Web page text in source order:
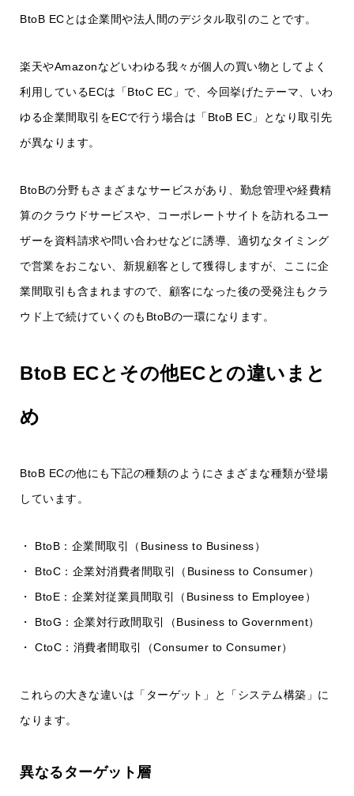
BtoB ECとは企業間や法人間のデジタル取引のことです。
楽天やAmazonなどいわゆる我々が個人の買い物としてよく
利用しているECは「BtoC EC」で、今回挙げたテーマ、いわ
ゆる企業間取引をECで行う場合は「BtoB EC」となり取引先
が異なります。
BtoBの分野もさまざまなサービスがあり、勤怠管理や経費精
算のクラウドサービスや、コーポレートサイトを訪れるユー
ザーを資料請求や問い合わせなどに誘導、適切なタイミング
で営業をおこない、新規顧客として獲得しますが、ここに企
業間取引も含まれますので、顧客になった後の受発注もクラ
ウド上で続けていくのもBtoBの一環になります。
BtoB ECとその他ECとの違いまと
め
BtoB ECの他にも下記の種類のようにさまざまな種類が登場
しています。
・ BtoB：企業間取引（Business to Business）
・ BtoC：企業対消費者間取引（Business to Consumer）
・ BtoE：企業対従業員間取引（Business to Employee）
・ BtoG：企業対行政間取引（Business to Government）
・ CtoC：消費者間取引（Consumer to Consumer）
これらの大きな違いは「ターゲット」と「システム構築」に
なります。
異なるターゲット層